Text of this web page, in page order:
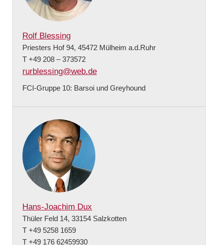
Rolf Blessing
Priesters Hof 94, 45472 Mülheim a.d.Ruhr
T +49 208 – 373572
rurblessing@web.de
FCI-Gruppe 10: Barsoi und Greyhound
Hans-Joachim Dux
Thüler Feld 14, 33154 Salzkotten
T +49 5258 1659
T +49 176 62459930